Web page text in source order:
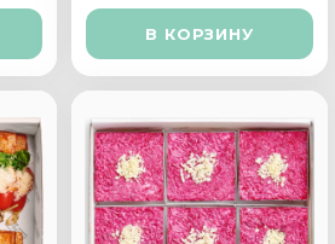
В КОРЗИНУ